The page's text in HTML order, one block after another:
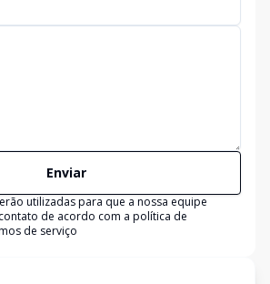
Enviar
utilizadas para que a nossa equipe
de acordo com a política de
de serviço